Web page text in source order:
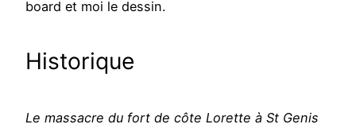
board et moi le dessin.
Historique
Le massacre du fort de côte Lorette à St Genis